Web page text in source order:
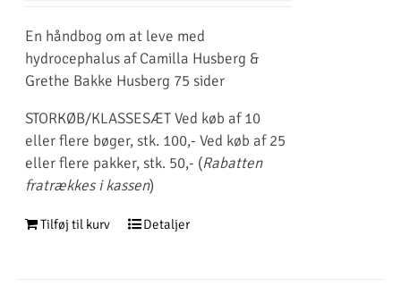
var:
262,00 kr..150,00 kr..
En håndbog om at leve med
hydrocephalus af Camilla Husberg &
Grethe Bakke Husberg 75 sider
STORKØB/KLASSESÆT Ved køb af 10
eller flere bøger, stk. 100,- Ved køb af 25
eller flere pakker, stk. 50,- (Rabatten
fratrækkes i kassen)
Tilføj til kurv Detaljer